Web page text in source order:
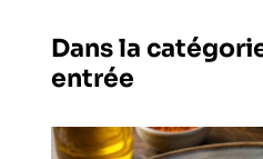
Dans la
entrée